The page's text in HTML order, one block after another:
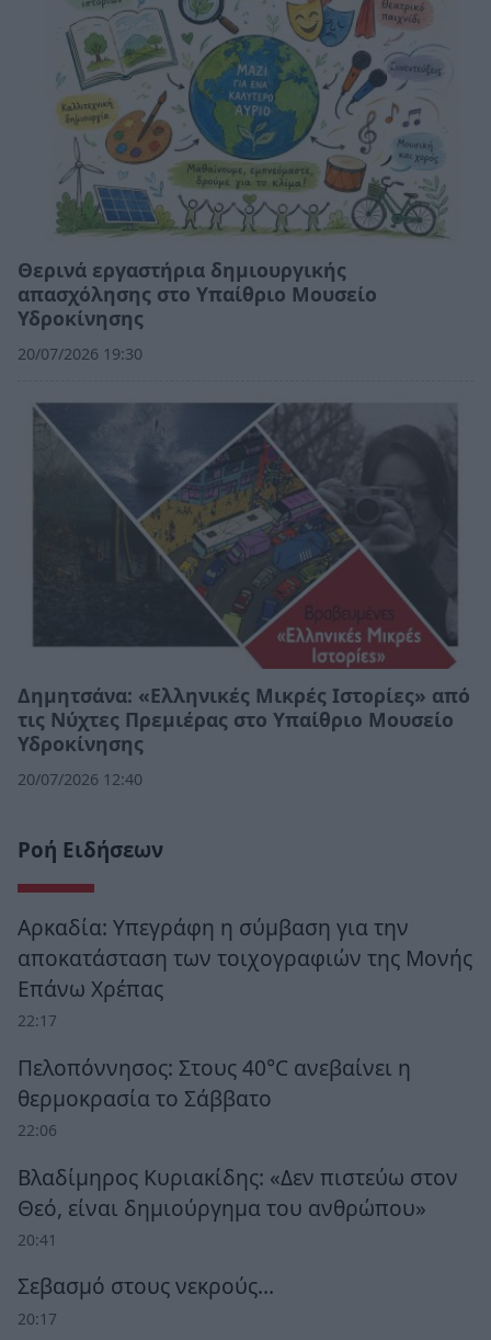
Θερινά εργαστήρια δημιουργικής
απασχόλησης στο Υπαίθριο Μουσείο
Υδροκίνησης
20/07/2026 19:30
Δημητσάνα: «Ελληνικές Μικρές Ιστορίες» από
τις Νύχτες Πρεμιέρας στο Υπαίθριο Μουσείο
Υδροκίνησης
20/07/2026 12:40
Ροή Ειδήσεων
Αρκαδία: Υπεγράφη η σύμβαση για την
αποκατάσταση των τοιχογραφιών της Μονής
Επάνω Χρέπας
22:17
Πελοπόννησος: Στους 40°C ανεβαίνει η
θερμοκρασία το Σάββατο
22:06
Βλαδίμηρος Κυριακίδης: «Δεν πιστεύω στον
Θεό, είναι δημιούργημα του ανθρώπου»
20:41
Σεβασμό στους νεκρούς…
20:17